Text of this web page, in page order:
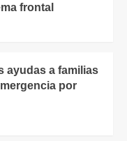
frontal
ayudas a familias
por